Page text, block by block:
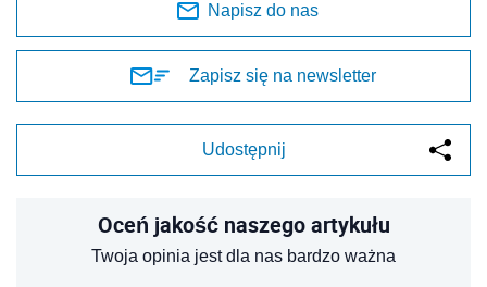
Napisz do nas
Zapisz się na newsletter
Udostępnij
Oceń jakość naszego artykułu
Twoja opinia jest dla nas bardzo ważna